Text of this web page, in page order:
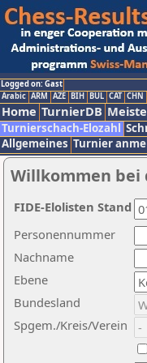
Logged on: Gast
Arabic ARM AZE BIH BUL CAT CHN
Home TurnierDB
Turnierschach-Elozahl
Allgemeines Turnier
Willkommen bei
Nachname
Ebene
Personennummer
Bundesland
Spgem./Kreis/Verein
FIDE-Elolisten Stand